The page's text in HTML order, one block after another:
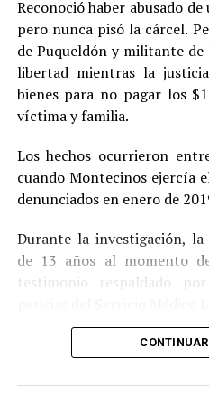
Reconoció haber abusado
pero nunca pisó la cárcel.
de Puqueldón y militante
libertad mientras la
bienes para no pagar los
víctima y familia.
Los hechos ocurrieron
cuando Montecinos ejercía
denunciados en enero de
Durante la investigación,
de 13 años al momento
testimonio respaldado
Ante la contundencia de
aceptó los cargosen un